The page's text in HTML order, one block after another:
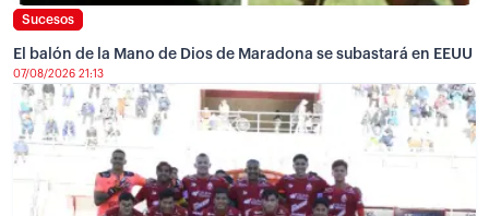
Sucesos
El balón de la Mano de Dios de Maradona se subastará en EEUU
07/08/2026 21:13